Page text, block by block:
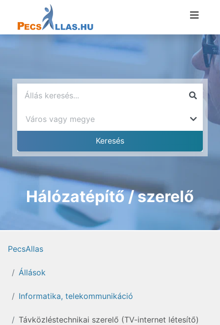
Hálózatépítő / szerelő
PecsAllas
Állások
Informatika, telekommunikáció
Távközléstechnikai szerelő (TV-internet létesítő)